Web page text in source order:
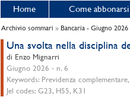
Home Come abbonarsi
Archivio sommari » Bancaria - Giugno 2026
Una svolta nella disciplina
di Enzo Mignarri
Giugno 2026 - n. 6
Keywords: Previdenza
Jel codes: G23, H55, K31